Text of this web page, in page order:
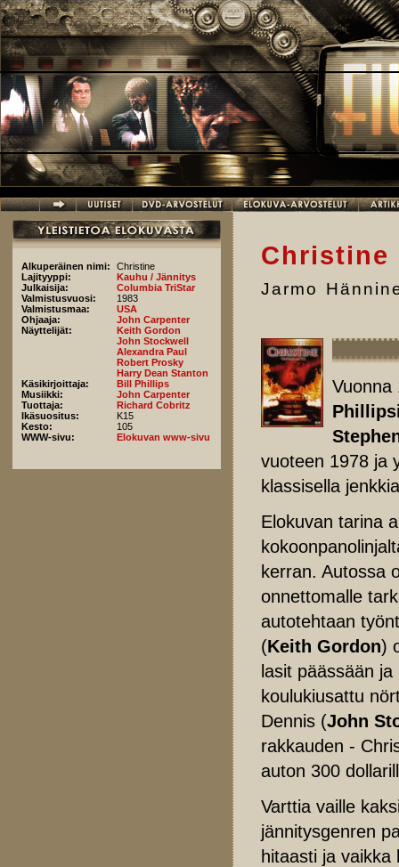
Hyppää pääsisältöön
Alkuperäinen nimi:
Christine
Lajityyppi:
Kauhu / Jännitys
Julkaisija:
Columbia TriStar
Valmistusvuosi:
1983
Valmistusmaa:
USA
Ohjaaja:
John Carpenter
Näyttelijät:
Keith Gordon
John Stockwell
Alexandra Paul
Robert Prosky
Harry Dean Stanton
Käsikirjoittaja:
Bill Phillips
Musiikki:
John Carpenter
Tuottaja:
Richard Cobritz
Ikäsuositus:
K15
Kesto:
105
WWW-sivu:
Elokuvan www-sivu
Christine
Jarmo
vuoteen 1978 ja
klassisella
Elokuvan tarina
kerran. Autossa
onnettomalle
autotehtaan
(Keith Gordon)
lasit päässään
koulukiusattu
Dennis (John
rakkauden -
auton 300
Varttia vaille
jännitysgenren
hitaasti ja vaikka